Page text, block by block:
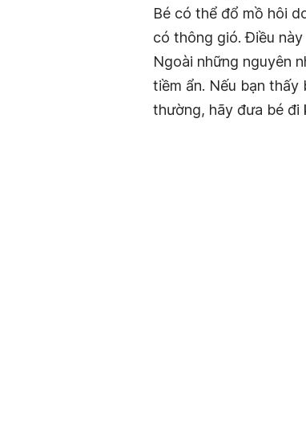
Bé có thể đổ mồ hôi
có thông gió. Điều này
Ngoài những nguyên
tiềm ẩn. Nếu bạn thấy
thường, hãy đưa bé đi